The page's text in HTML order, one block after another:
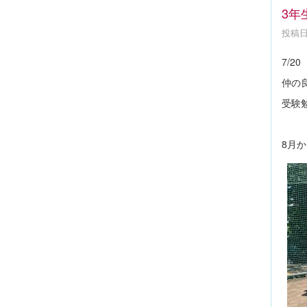
3年
投稿
7/20
仲の
受験
8月